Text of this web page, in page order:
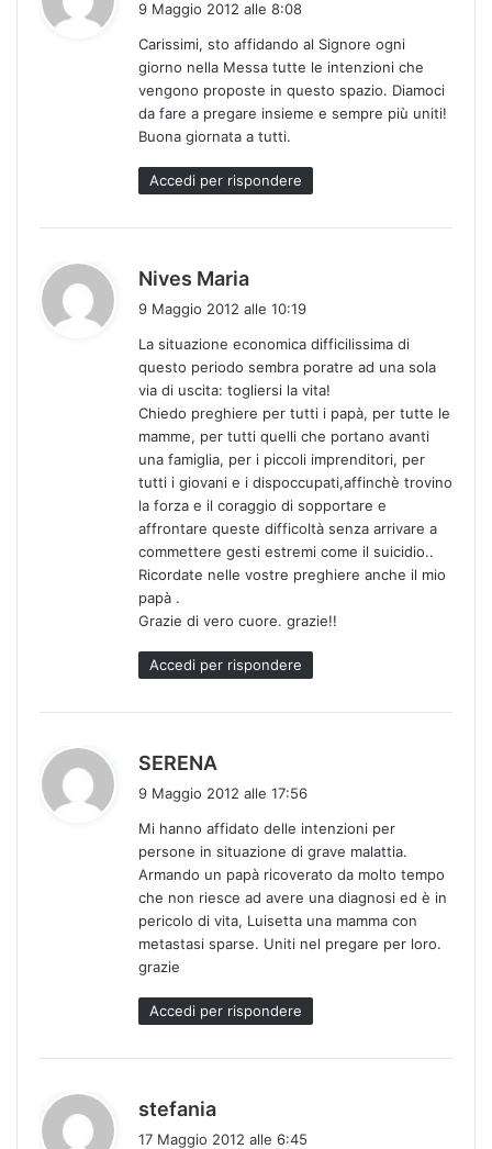
e
t
9 Maggio 2012 alle 8:08
Carissimi, sto affidando al Signore ogni
giorno nella Messa tutte le intenzioni che
vengono proposte in questo spazio. Diamoci
da fare a pregare insieme e sempre più uniti!
Buona giornata a tutti.
Accedi per rispondere
Nives Maria
e
t
t
9 Maggio 2012 alle 10:19
La situazione economica difficilissima di
questo periodo sembra poratre ad una sola
via di uscita: togliersi la vita!
Chiedo preghiere per tutti i papà, per tutte le
mamme, per tutti quelli che portano avanti
una famiglia, per i piccoli imprenditori, per
tutti i giovani e i dispoccupati,affinchè trovino
la forza e il coraggio di sopportare e
affrontare queste difficoltà senza arrivare a
commettere gesti estremi come il suicidio..
Ricordate nelle vostre preghiere anche il mio
papà .
Grazie di vero cuore. grazie!!
Accedi per rispondere
SERENA
e
t
t
o
9 Maggio 2012 alle 17:56
Mi hanno affidato delle intenzioni per
persone in situazione di grave malattia.
Armando un papà ricoverato da molto tempo
che non riesce ad avere una diagnosi ed è in
pericolo di vita, Luisetta una mamma con
metastasi sparse. Uniti nel pregare per loro.
grazie
Accedi per rispondere
stefania
17 Maggio 2012 alle 6:45